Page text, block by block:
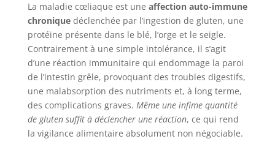
La maladie cœliaque est une affection auto-immune
chroniquedéclenchée par l’ingestion de gluten, une
protéine présente dans le blé, l’orge et le seigle.
Contrairement à une simple intolérance, il s’agit
d’une réaction immunitaire qui endommage la paroi
de l’intestin grêle, provoquant des troubles digestifs,
une malabsorption des nutriments et, à long terme,
des complications graves. Même une infime quantité
de gluten suffit à déclencher une réaction, ce qui rend
la vigilance alimentaire absolument non négociable.